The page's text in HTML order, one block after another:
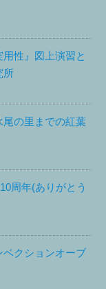
性』図上演習と
所
尾の里までの紅葉
周年(ありがとう
クションオーブ